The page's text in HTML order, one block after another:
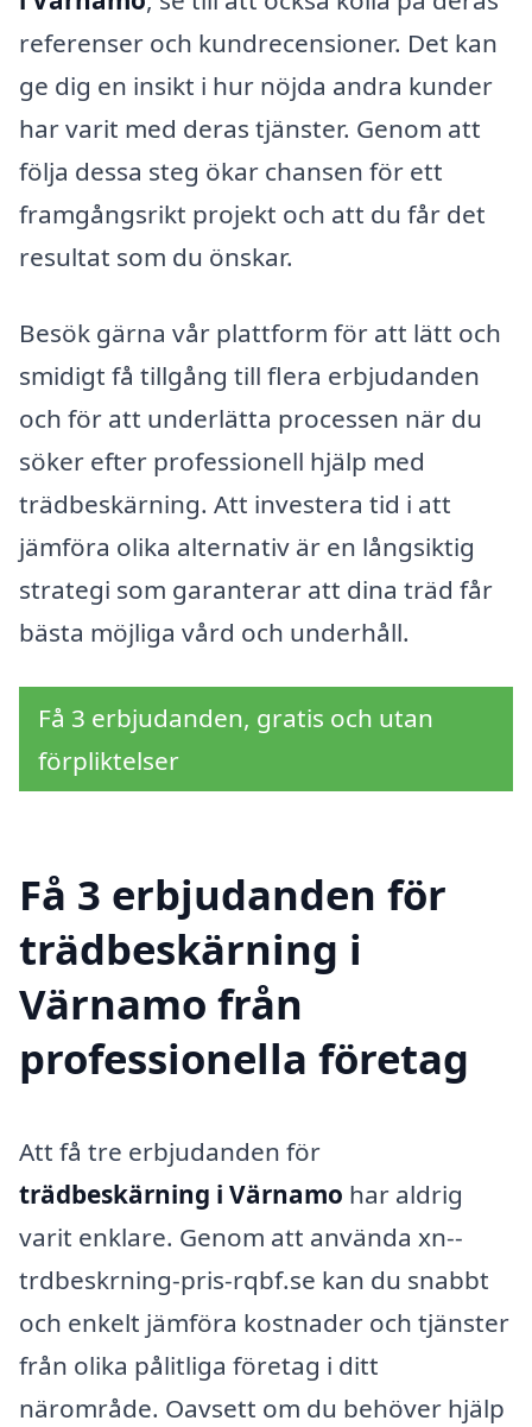
referenser och kundrecensioner. Det kan
ge dig en insikt i hur nöjda andra kunder
har varit med deras tjänster. Genom att
följa dessa steg ökar chansen för ett
framgångsrikt projekt och att du får det
resultat som du önskar.
Besök gärna vår plattform för att lätt och
smidigt få tillgång till flera erbjudanden
och för att underlätta processen när du
söker efter professionell hjälp med
trädbeskärning. Att investera tid i att
jämföra olika alternativ är en långsiktig
strategi som garanterar att dina träd får
bästa möjliga vård och underhåll.
Få 3 erbjudanden, gratis och utan
förpliktelser
Få 3 erbjudanden för
trädbeskärning i
Värnamo från
professionella företag
Att få tre erbjudanden för
trädbeskärning i Värnamo har aldrig
varit enklare. Genom att använda xn--
trdbeskrning-pris-rqbf.se kan du snabbt
och enkelt jämföra kostnader och tjänster
från olika pålitliga företag i ditt
närområde. Oavsett om du behöver hjälp